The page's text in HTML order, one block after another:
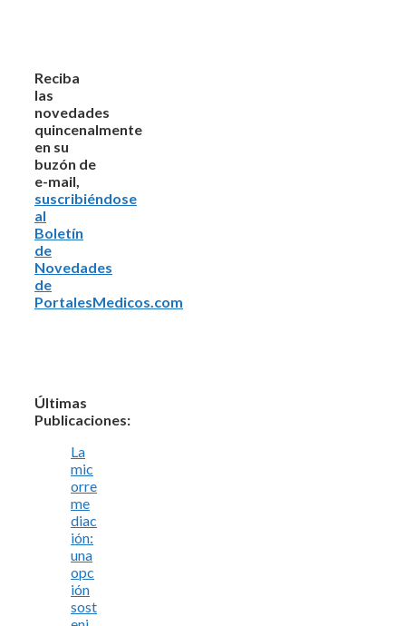
Reciba
las
novedades
quincenalmente
en su
buzón de
e-mail,
suscribiéndose
al
Boletín
de
Novedades
de
PortalesMedicos.com
Últimas
Publicaciones:
La
mic
orre
me
diac
ión:
una
opc
ión
sost